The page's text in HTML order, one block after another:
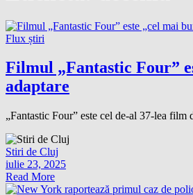
Flux știri
Filmul „Fantastic Four”
adaptare
„Fantastic Four” este cel de-al 37-lea
Stiri de Cluj
iulie 23, 2025
Read More